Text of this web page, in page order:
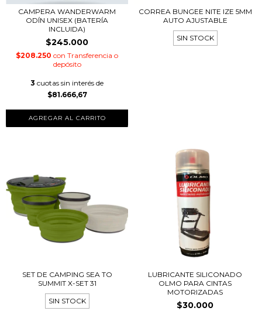
CAMPERA WANDERWARM
ODÍN UNISEX (BATERÍA
INCLUIDA)
$245.000
$208.250 con Transferencia o
depósito
3 cuotas sin interés de
$81.666,67
AGREGAR AL CARRITO
CORREA BUNGEE NITE IZE 5MM
AUTO AJUSTABLE
SIN STOCK
SET DE CAMPING SEA TO
SUMMIT X-SET 31
SIN STOCK
LUBRICANTE SILICONADO
OLMO PARA CINTAS
MOTORIZADAS
$30.000